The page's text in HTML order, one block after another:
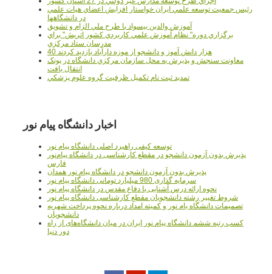
رئيس جمعيت توسعه علمي ايران خواستار افزايش اعضاي هيات علمي
در دانشگاهها
آموزش والدين بيسواد با طرح ملي الزام و تشويق
برگزاري دوره" نظام آموزش علمي كاربردي كشور اتريش" براي
مدرسان ستاد مرکزي
40 هزار دانش آموز و دانشجو از موزه دارآباد بازديد کردند
معاونت سنجش و پذيرش به محل سازمان مرکزي دانشگاه در پونک
انتقال يافت
تمديد ثبت نام تکميل ظرفيت گروه علوم پزشکي
اخبار دانشگاه پیام نور
توسعه کیفی راهبرد اصلی دانشگاه پیام نور
پذیرش بدون آزمون دانشجو در مقطع کارشناسی در دانشگاه پیام‌نور
فارس
پذیرش بدون آزمون دانشجو در دانشگاه پیام نور همدان
سرمایه گذاری 980 میلیارد تومانی دانشگاه پیام نور
نحوه ارائه درس آشنایی با دفاع مقدس در دانشگاه پیام نور
شروط تغییر رشته دانشجویان مقطع کارشناسی دانشگاه پیام نور
تصمیمات دانشگاه یام نور و کمیته امداد درباره نحوه پرداخت شهریه
دانشجویان
کسب رتبه ششم دانشگاه پیام نور ایران در میان دانشگاه‌های از راه
دور دنیا